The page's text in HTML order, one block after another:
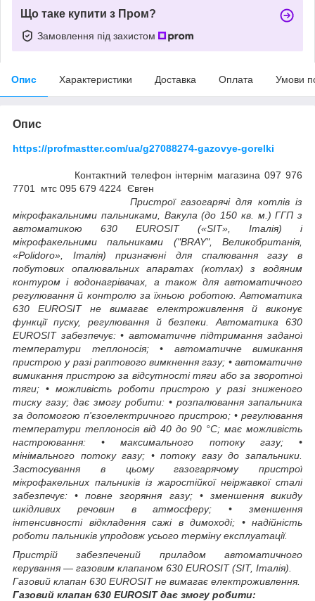
Що таке купити з Пром?
Замовлення під захистом
Опис Характеристики Доставка Оплата Умови
Опис
https://profmastter.com/ua/g27088274-gazovye-gorelki
Контактний телефон інтернім магазина 097 976
7701 мтс 095 679 4224 Євген
Пристрої газогарячі для котлів із
мікрофакальними пальниками, Вакула (до 150 кв. м.) ГГП з
автоматикою 630 EUROSIT («SIT», Італія) і
мікрофакельними пальниками ("BRAY", Великобританія,
«Polidoro», Італія) призначені для спалювання газу в
побутових опалювальних апаратах (котлах) з водяним
контуром і водонагрівачах, а також для автоматичного
регулювання й контролю за їхньою роботою. Автоматика
630 EUROSIT не вимагає електроживлення й виконує
функції пуску, регулювання й безпеки. Автоматика 630
EUROSIT забезпечує: • автоматичне підтримання заданої
температури теплоносія; • автоматичне вимикання
пристрою у разі раптового вимкнення газу; • автоматичне
вимикання пристрою за відсутності тяги або за зворотної
тяги; • можливість роботи пристрою у разі зниженого
тиску газу; дає змогу робити: • розпалювання запальника
за допомогою п'єзоелектричного пристрою; • регулювання
температури теплоносія від 40 до 90 °C; має можливість
настроювання: • максимального потоку газу; •
мінімального потоку газу; • потоку газу до запальники.
Застосування в цьому газогарячому пристрої
мікрофакельних пальників із жаростійкої неіржавкої сталі
забезпечує: • повне згоряння газу; • зменшення викиду
шкідливих речовин в атмосферу; • зменшення
інтенсивності відкладення сажі в димоході; • надійність
роботи пальників упродовж усього терміну експлуатації.
Пристрій забезпечений приладом автоматичного
керування — газовим клапаном 630 EUROSIT (SIT, Італія).
Газовий клапан 630 EUROSIT не вимагає електроживлення.
Газовий клапан 630 EUROSIT дає змогу робити: